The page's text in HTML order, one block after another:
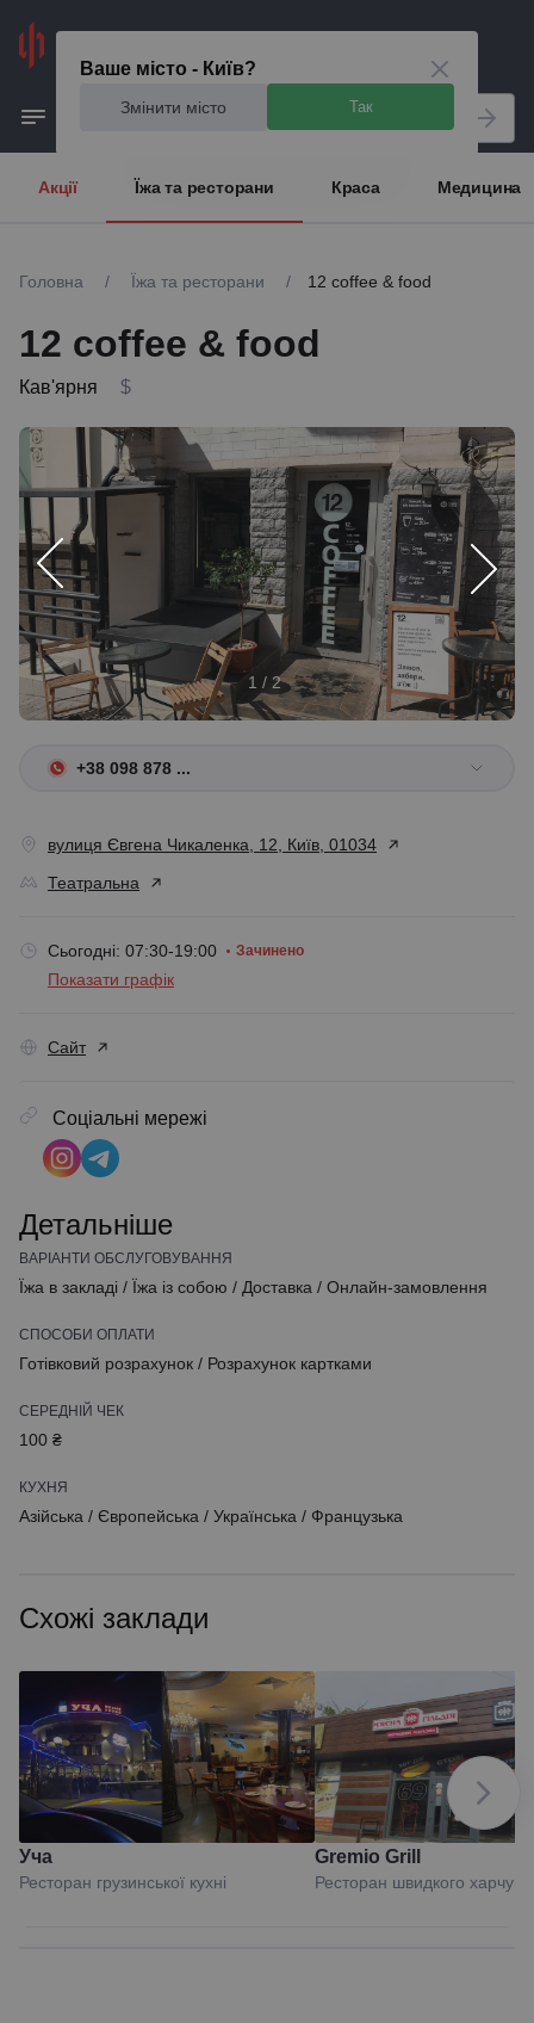
Ваше місто - Київ?
Змінити місто Так
Акції Їжа та ресторани Краса Медицина
Головна / Їжа та ресторани / 12 coffee & food
12 coffee & food
Кав'ярня $
1 / 2
+38 098 878 ...
вулиця Євгена Чикаленка, 12, Київ, 01034
Театральна
Сьогодні: 07:30-19:00 Зачинено
Показати графік
Сайт
Соціальні мережі
Детальніше
ВАРІАНТИ ОБСЛУГОВУВАННЯ
Їжа в закладі / Їжа із собою / Доставка / Онлайн-замовлення
СПОСОБИ ОПЛАТИ
Готівковий розрахунок / Розрахунок картками
СЕРЕДНІЙ ЧЕК
100 ₴
КУХНЯ
Азійська / Європейська / Українська / Французька
Схожі заклади
Уча
Ресторан грузинської кухні
Gremio Grill
Ресторан швидкого